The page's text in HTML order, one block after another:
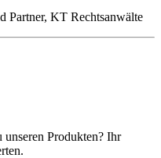
Partner, KT Rechtsanwälte
unseren Produkten? Ihr